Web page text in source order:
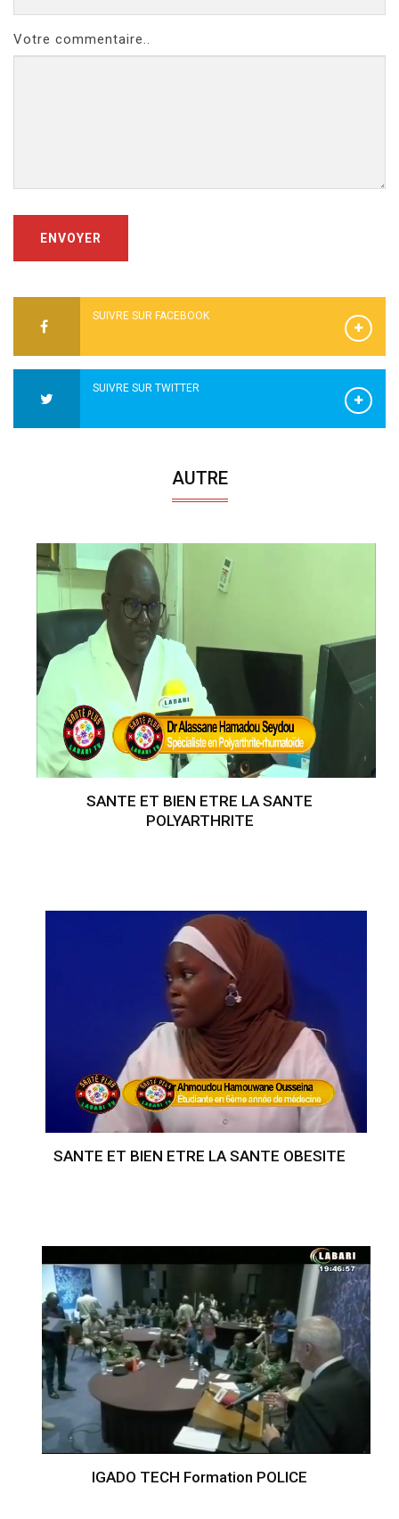
Votre commentaire..
ENVOYER
SUIVRE SUR FACEBOOK
SUIVRE SUR TWITTER
AUTRE
SANTE ET BIEN ETRE LA SANTE
POLYARTHRITE
SANTE ET BIEN ETRE LA SANTE OBESITE
IGADO TECH Formation POLICE